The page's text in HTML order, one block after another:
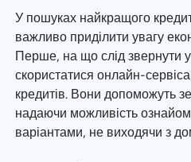
У пошуках найкращого
важливо приділити увагу
Перше, на що слід звернути
скористатися онлайн-
кредитів. Вони допоможуть
надаючи можливість
варіантами, не виходячи з